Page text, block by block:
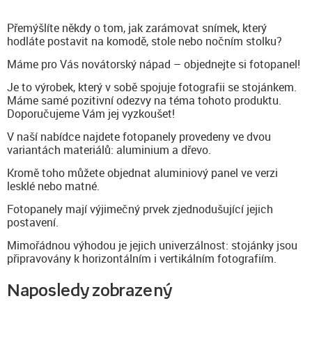
Přemýšlíte někdy o tom, jak zarámovat snímek, který
hodláte postavit na komodě, stole nebo nočním stolku?
Máme pro Vás novátorský nápad – objednejte si fotopanel!
Je to výrobek, který v sobě spojuje fotografii se stojánkem.
Máme samé pozitivní odezvy na téma tohoto produktu.
Doporučujeme Vám jej vyzkoušet!
V naší nabídce najdete fotopanely provedeny ve dvou
variantách materiálů: aluminium a dřevo.
Kromě toho můžete objednat aluminiový panel ve verzi
lesklé nebo matné.
Fotopanely mají výjimečný prvek zjednodušující jejich
postavení.
Mimořádnou výhodou je jejich univerzálnost: stojánky jsou
připravovány k horizontálním i vertikálním fotografiím.
Naposledy zobrazený